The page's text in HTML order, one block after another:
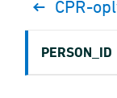
CPR-
PERSON_ID